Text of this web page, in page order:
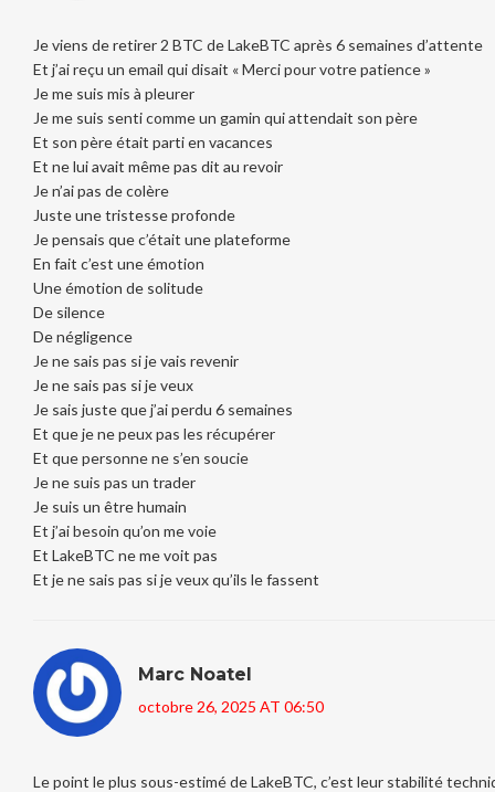
Je viens de retirer 2 BTC de LakeBTC après 6 semaines d’attente
Et j’ai reçu un email qui disait « Merci pour votre patience »
Je me suis mis à pleurer
Je me suis senti comme un gamin qui attendait son père
Et son père était parti en vacances
Et ne lui avait même pas dit au revoir
Je n’ai pas de colère
Juste une tristesse profonde
Je pensais que c’était une plateforme
En fait c’est une émotion
Une émotion de solitude
De silence
De négligence
Je ne sais pas si je vais revenir
Je ne sais pas si je veux
Je sais juste que j’ai perdu 6 semaines
Et que je ne peux pas les récupérer
Et que personne ne s’en soucie
Je ne suis pas un trader
Je suis un être humain
Et j’ai besoin qu’on me voie
Et LakeBTC ne me voit pas
Et je ne sais pas si je veux qu’ils le fassent
Marc Noatel
octobre 26, 2025 AT 06:50
Le point le plus sous-estimé de LakeBTC, c’est leur stabilité